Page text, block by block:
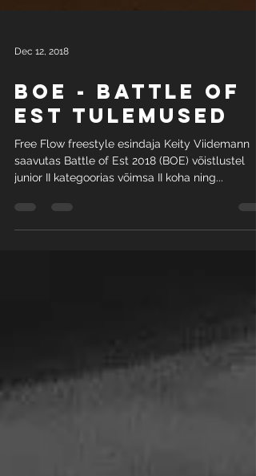
Dec 12, 2018
BOE - Battle of
EST tulemused
Free Flow freestyle esindaja Keity Viidemann
junior II kategoorias võimsa II koha ning...